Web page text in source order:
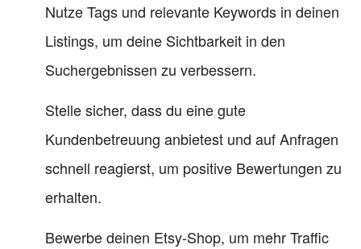
Nutze Tags und relevante Keywords in deinen
Listings, um deine Sichtbarkeit in den
Suchergebnissen zu verbessern.
Stelle sicher, dass du eine gute
Kundenbetreuung anbietest und auf Anfragen
schnell reagierst, um positive Bewertungen zu
erhalten.
Bewerbe deinen Etsy-Shop, um mehr Traffic